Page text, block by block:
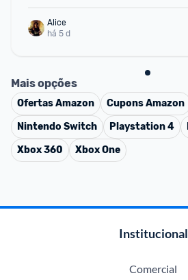
Alice
há 5 d
Mais opções
OfertasAmazon CuponsAmazon
Nintendo Switch
Playstation 4
Xbox 360
Xbox One
Institucional
Comercial